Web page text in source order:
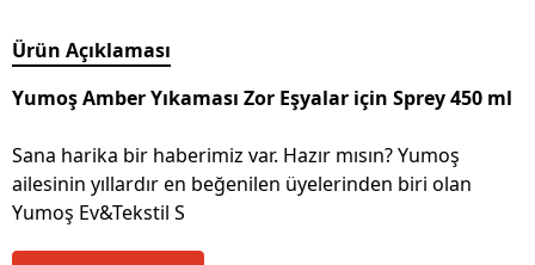
Ürün Açıklaması
Yumoş Amber Yıkaması Zor Eşyalar için Sprey 450 ml
Sana harika bir haberimiz var. Hazır mısın? Yumoş
ailesinin yıllardır en beğenilen üyelerinden biri olan
Yumoş Ev&Tekstil S